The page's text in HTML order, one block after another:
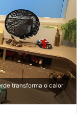
transforma o calor